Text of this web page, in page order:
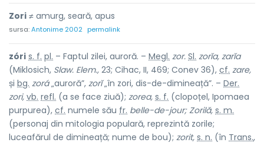
Zori ≠ amurg, seară, apus
sursa:Antonime 2002 permalink
zóri s. f. pl. – Faptul zilei, auroră. – Megl. zor. Sl. zorĭa, zarĭa
(Miklosich, Slaw. Elem., 23; Cihac, II, 469; Conev 36), cf. zare,
și bg. zorá„auroră”, zorĭ„în zori, dis-de-dimineață”. – Der.
zori, vb. refl. (a se face ziuă); zorea, s. f. (clopoțel, Ipomaea
purpurea), cf. numele său fr. belle-de-jour; Zorilă, s. m.
(personaj din mitologia populară, reprezintă zorile;
luceafărul de dimineață; nume de bou); zorit, s. n. (în Trans.,